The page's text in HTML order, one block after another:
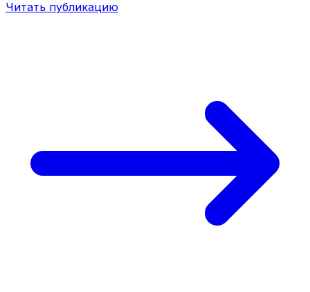
Читать публикацию